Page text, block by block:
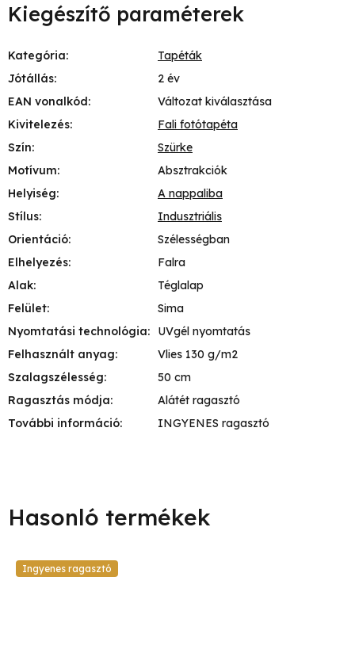
Kiegészítő paraméterek
Kategória:
Tapéták
Jótállás:
2 év
EAN vonalkód:
Változat kiválasztása
Kivitelezés:
Fali fotótapéta
Szín:
Szürke
Motívum:
Absztrakciók
Helyiség:
A nappaliba
Stílus:
Indusztriális
Orientáció:
Szélességban
Elhelyezés:
Falra
Alak:
Téglalap
Felület:
Sima
Nyomtatási technológia:
UVgél nyomtatás
Felhasznált anyag:
Vlies 130 g/m2
Szalagszélesség:
50 cm
Ragasztás módja:
Alátét ragasztó
További információ: INGYENES ragasztó
Ingyenes ragasztó